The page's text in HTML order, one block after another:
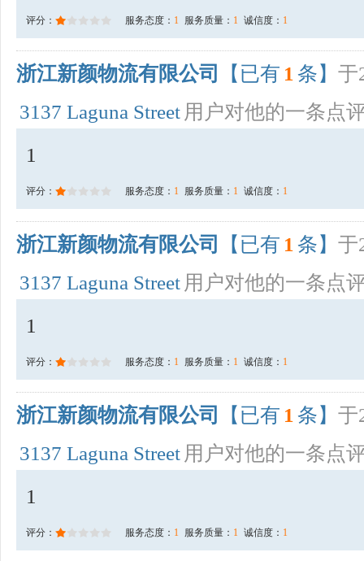
评分： 服务态度： 1 服务质量： 1 诚信度： 1
浙江新颜物流有限公司 【已有 1 条】 于
3137 Laguna Street 用户对他的一条点
1
评分： 服务态度： 1 服务质量： 1 诚信度： 1
浙江新颜物流有限公司 【已有 1 条】 于
3137 Laguna Street 用户对他的一条点
1
评分： 服务态度： 1 服务质量： 1 诚信度： 1
浙江新颜物流有限公司 【已有 1 条】 于
3137 Laguna Street 用户对他的一条点
1
评分： 服务态度： 1 服务质量： 1 诚信度： 1